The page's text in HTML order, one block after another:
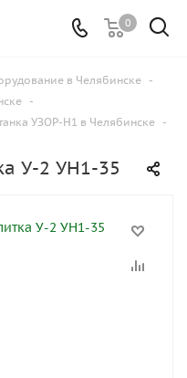
0
в Челябинске
-
-
УЗОР-Н1 в Челябинске -
У-2 УН1-35